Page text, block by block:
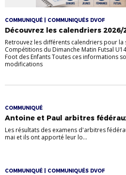
COMMUNIQUÉ | COMMUNIQUÉS DVOF
Découvrez les calendriers 2026/
Retrouvez les différents calendriers pour la
Compétitions du Dimanche Matin Futsal
Foot des Enfants Toutes ces informations
modifications
COMMUNIQUÉ
Antoine et Paul arbitres
Les résultats des examens d'arbitres
mai et ils ont apporté leur lo...
COMMUNIQUÉ | COMMUNIQUÉS DVOF